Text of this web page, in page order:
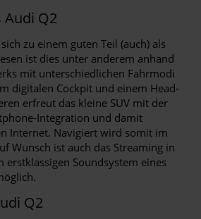
Q2
zu einem guten Teil (auch) als
ist dies unter anderem anhand
mit unterschiedlichen Fahrmodi
digitalen Cockpit und einem Head-
erfreut das kleine SUV mit der
Integration und damit
Internet. Navigiert wird somit im
Wunsch ist auch das Streaming in
Soundsystem eines
Q2